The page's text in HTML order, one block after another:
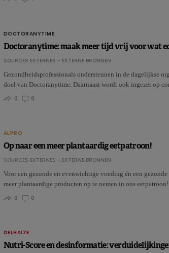
DOCTORANYTIME
Doctoranytime: maak meer tijd vrij voor wat
SOURCES EXTERNES - EXTERNE BRONNEN
Gezondheidsprofessionals ondersteunen in de dagelijkse
doel van Doctoranytime. Daarnaast wordt ook ingezet op
0
0
ALPRO
Op naar een meer plantaardig eetpatroon!
SOURCES EXTERNES - EXTERNE BRONNEN
Voor een gezonde en evenwichtige voeding én een
meer plantaardige producten op te nemen in ons
0
0
DELHAIZE
Nutri-Score en desinformatie: